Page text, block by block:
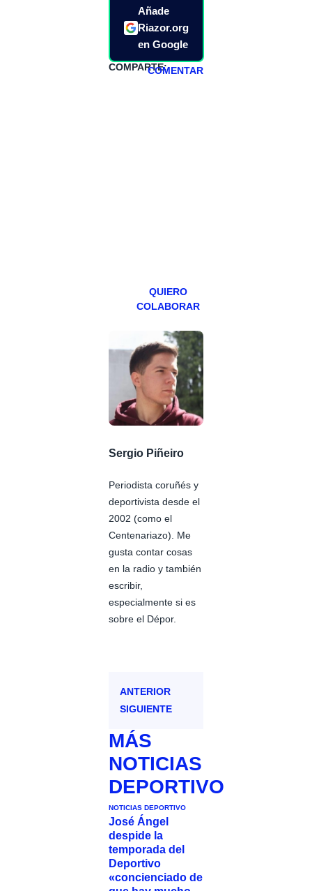
Añade
Riazor.org
en Google
COMPARTE:COMENTAR
QUIERO
COLABORAR
Sergio Piñeiro
Periodista coruñés y
deportivista desde el
2002 (como el
Centenariazo). Me
gusta contar cosas
en la radio y también
escribir,
especialmente si es
sobre el Dépor.
ANTERIOR
SIGUIENTE
MÁS
NOTICIAS
DEPORTIVO
NOTICIAS DEPORTIVO
José Ángel
despide la
temporada del
Deportivo
«concienciado de